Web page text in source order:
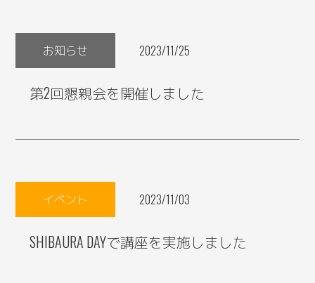
2023/11/25
お知らせ
第2回懇親会を開催しました
2023/11/03
イベント
SHIBAURA DAYで講座を実施しました